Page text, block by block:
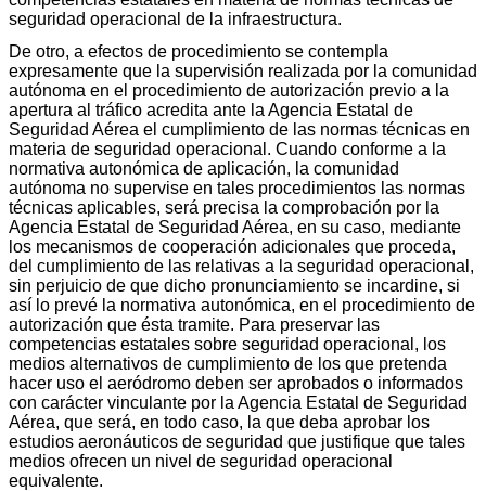
seguridad operacional de la infraestructura.
De otro, a efectos de procedimiento se contempla
expresamente que la supervisión realizada por la comunidad
autónoma en el procedimiento de autorización previo a la
apertura al tráfico acredita ante la Agencia Estatal de
Seguridad Aérea el cumplimiento de las normas técnicas en
materia de seguridad operacional. Cuando conforme a la
normativa autonómica de aplicación, la comunidad
autónoma no supervise en tales procedimientos las normas
técnicas aplicables, será precisa la comprobación por la
Agencia Estatal de Seguridad Aérea, en su caso, mediante
los mecanismos de cooperación adicionales que proceda,
del cumplimiento de las relativas a la seguridad operacional,
sin perjuicio de que dicho pronunciamiento se incardine, si
así lo prevé la normativa autonómica, en el procedimiento de
autorización que ésta tramite. Para preservar las
competencias estatales sobre seguridad operacional, los
medios alternativos de cumplimiento de los que pretenda
hacer uso el aeródromo deben ser aprobados o informados
con carácter vinculante por la Agencia Estatal de Seguridad
Aérea, que será, en todo caso, la que deba aprobar los
estudios aeronáuticos de seguridad que justifique que tales
medios ofrecen un nivel de seguridad operacional
equivalente.